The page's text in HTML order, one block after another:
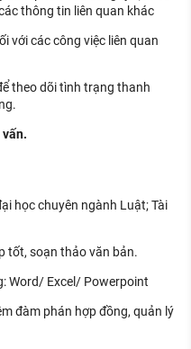
NGŨ
thông tin liên quan khác
với các công việc liên quan
theo dõi tình trạng thanh
học chuyên ngành Luật; Tài
tốt, soạn thảo văn bản.
Word/ Excel/ Powerpoint
đàm phán hợp đồng, quản lý